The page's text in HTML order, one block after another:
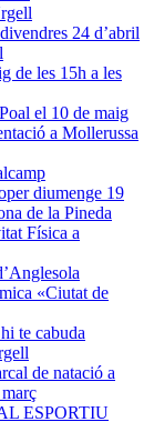
24 d’abril
de les 15h a les
el 10 de maig
a Mollerussa
diumenge 19
de la Pineda
Física a
«Ciutat de
te cabuda
de natació a
ESPORTIU